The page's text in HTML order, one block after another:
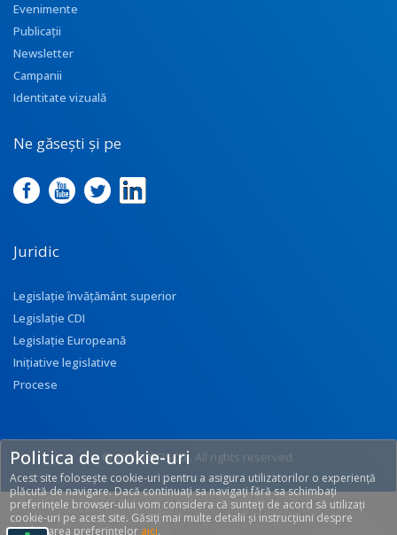
Evenimente
Publicații
Newsletter
Campanii
Identitate vizuală
Ne găsești și pe
Juridic
Legislație învățământ superior
Legislație CDI
Legislație Europeană
Inițiative legislative
Procese
© 2017 UEFISCDI. All rights reserved.
[T: 0.3141, O: 92]
Politica de cookie-uri
Acest site folosește cookie-uri pentru a asigura utilizatorilor o experiență
plăcută de navigare. Dacă continuați sa navigați fără sa schimbați
preferințele browser-ului vom considera că sunteți de acord să utilizați
cookie-uri pe acest site. Găsiți mai multe detalii și instrucțiuni despre
modificarea preferințelor aici.